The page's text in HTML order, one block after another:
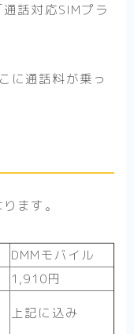
話対応SIMプラ
に通話料が乗っ
ます。
DMMモバイル
1,910円
上記に込み